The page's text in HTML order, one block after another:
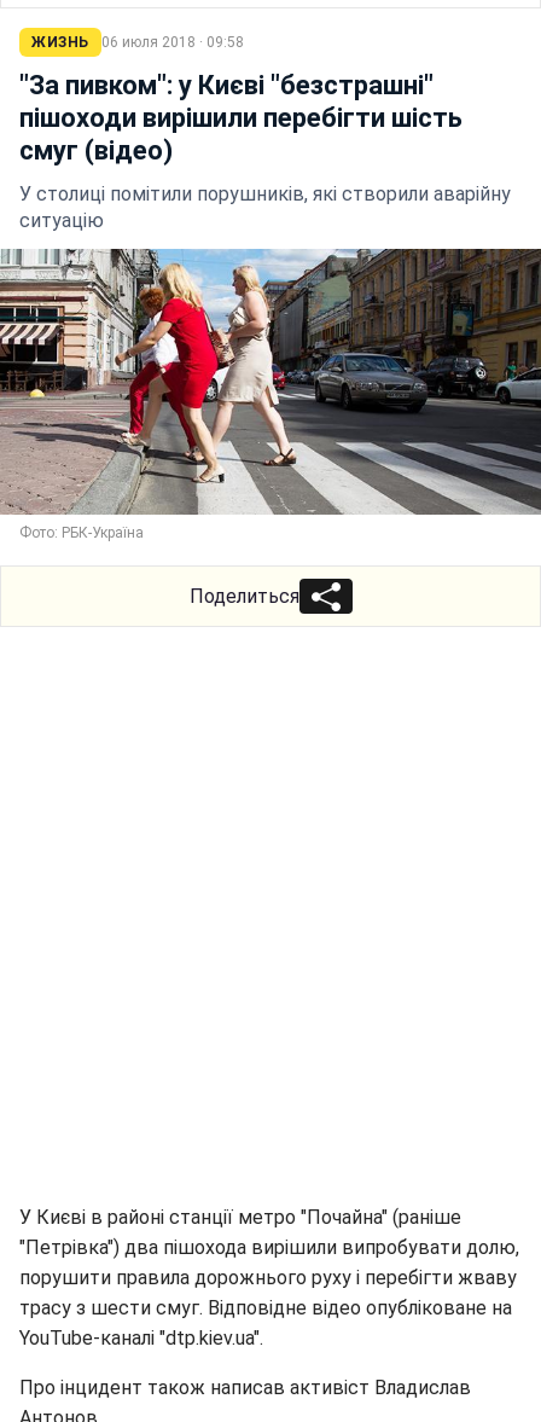
ЖИЗНЬ 06 июля 2018 · 09:58
"За пивком": у Києві "безстрашні"
пішоходи вирішили перебігти шість
смуг (відео)
У столиці помітили порушників, які створили аварійну
ситуацію
Фото: РБК-Україна
Поделиться
У Києві в районі станції метро "Почайна" (раніше
"Петрівка") два пішохода вирішили випробувати долю,
порушити правила дорожнього руху і перебігти жваву
трасу з шести смуг. Відповідне відео опубліковане на
YouTube-каналі "dtp.kiev.ua".
Про інцидент також написав активіст Владислав